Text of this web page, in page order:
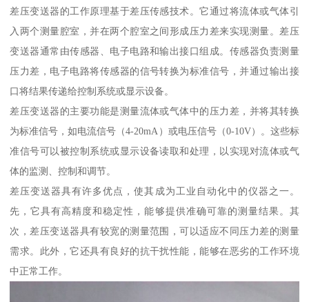
差压变送器的工作原理基于差压传感技术。它通过将流体或气体引
入两个测量腔室，并在两个腔室之间形成压力差来实现测量。差压
变送器通常由传感器、电子电路和输出接口组成。传感器负责测量
压力差，电子电路将传感器的信号转换为标准信号，并通过输出接
口将结果传递给控制系统或显示设备。
差压变送器的主要功能是测量流体或气体中的压力差，并将其转换
为标准信号，如电流信号（4-20mA）或电压信号（0-10V）。这些标
准信号可以被控制系统或显示设备读取和处理，以实现对流体或气
体的监测、控制和调节。
差压变送器具有许多优点，使其成为工业自动化中的仪器之一。
先，它具有高精度和稳定性，能够提供准确可靠的测量结果。其
次，差压变送器具有较宽的测量范围，可以适应不同压力差的测量
需求。此外，它还具有良好的抗干扰性能，能够在恶劣的工作环境
中正常工作。